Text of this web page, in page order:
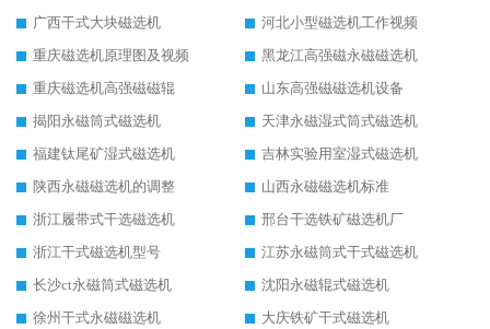
广西干式大块磁选机
河北小型磁选机工作视频
重庆磁选机原理图及视频
黑龙江高强磁永磁磁选机
重庆磁选机高强磁磁辊
山东高强磁磁选机设备
揭阳永磁筒式磁选机
天津永磁湿式筒式磁选机
福建钛尾矿湿式磁选机
吉林实验用室湿式磁选机
陕西永磁磁选机的调整
山西永磁磁选机标准
浙江履带式干选磁选机
邢台干选铁矿磁选机厂
浙江干式磁选机型号
江苏永磁筒式干式磁选机
长沙ct永磁筒式磁选机
沈阳永磁辊式磁选机
徐州干式永磁磁选机
大庆铁矿干式磁选机